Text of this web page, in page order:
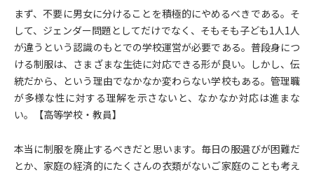
まず、不要に男女に分けることを積極的にやめるべきである。そ
して、ジェンダー問題としてだけでなく、そもそも子ども1人1人
が違うという認識のもとでの学校運営が必要である。普段身につ
ける制服は、さまざまな生徒に対応できる形が良い。しかし、伝
統だから、という理由でなかなか変わらない学校もある。管理職
が多様な性に対する理解を示さないと、なかなか対応は進まな
い。【高等学校・教員】
本当に制服を廃止するべきだと思います。毎日の服選びが困難だ
とか、家庭の経済的にたくさんの衣類がないご家庭のことも考え